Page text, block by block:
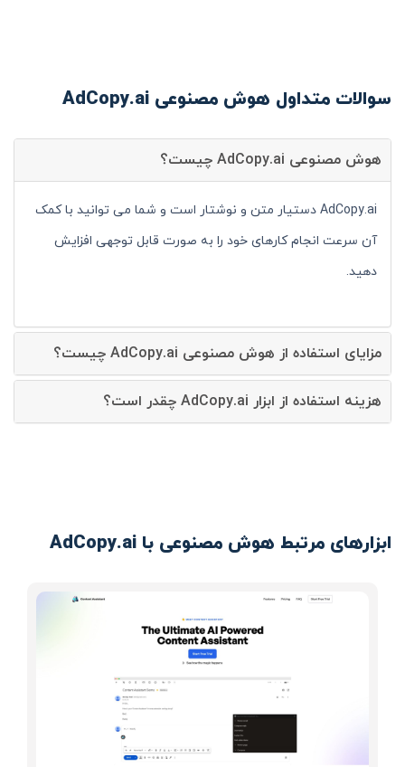
سوالات متداول هوش مصنوعی AdCopy.ai
هوش مصنوعی AdCopy.ai چیست؟
AdCopy.ai دستیار متن و نوشتار است و شما می توانید با کمک
آن سرعت انجام کارهای خود را به صورت قابل توجهی افزایش
دهید.
مزایای استفاده از هوش مصنوعی AdCopy.ai چیست؟
هزینه استفاده از ابزار AdCopy.ai چقدر است؟
ابزارهای مرتبط هوش مصنوعی با AdCopy.ai